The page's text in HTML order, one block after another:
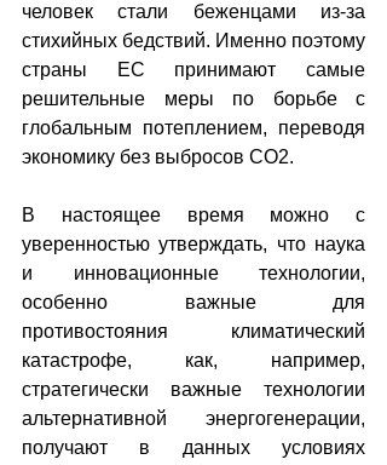
человек стали беженцами из-за
стихийных бедствий. Именно поэтому
страны ЕС принимают самые
решительные меры по борьбе с
глобальным потеплением, переводя
экономику без выбросов СО2.
В настоящее время можно с
уверенностью утверждать, что наука
и инновационные технологии,
особенно важные для
противостояния климатический
катастрофе, как, например,
стратегически важные технологии
альтернативной энергогенерации,
получают в данных условиях